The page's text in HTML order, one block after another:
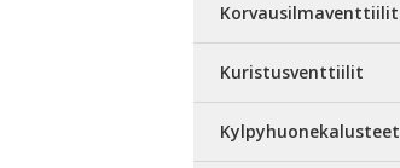
Korvausilmaventtiilit
Kuristusventtiilit
Kylpyhuonekalusteet